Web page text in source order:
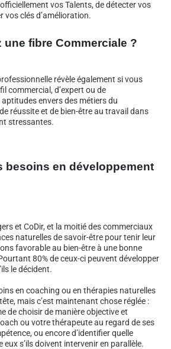
vos Talents, de détecter vos
vos clés d’amélioration.
une fibre Commerciale ?
révèle également si vous
commercial, d’expert ou de
envers des métiers du
réussite et de bien-être au travail dans
stressantes.
besoins en développement
et CoDir, et la moitié des commerciaux
naturelles de savoir-être pour tenir leur
favorable au bien-être à une bonne
80% de ceux-ci peuvent développer
le décident.
en coaching ou en thérapies naturelles
mais c’est maintenant chose réglée :
de choisir de manière objective et
ou votre thérapeute au regard de ses
ou encore d’identifier quelle
s’ils doivent intervenir en parallèle.